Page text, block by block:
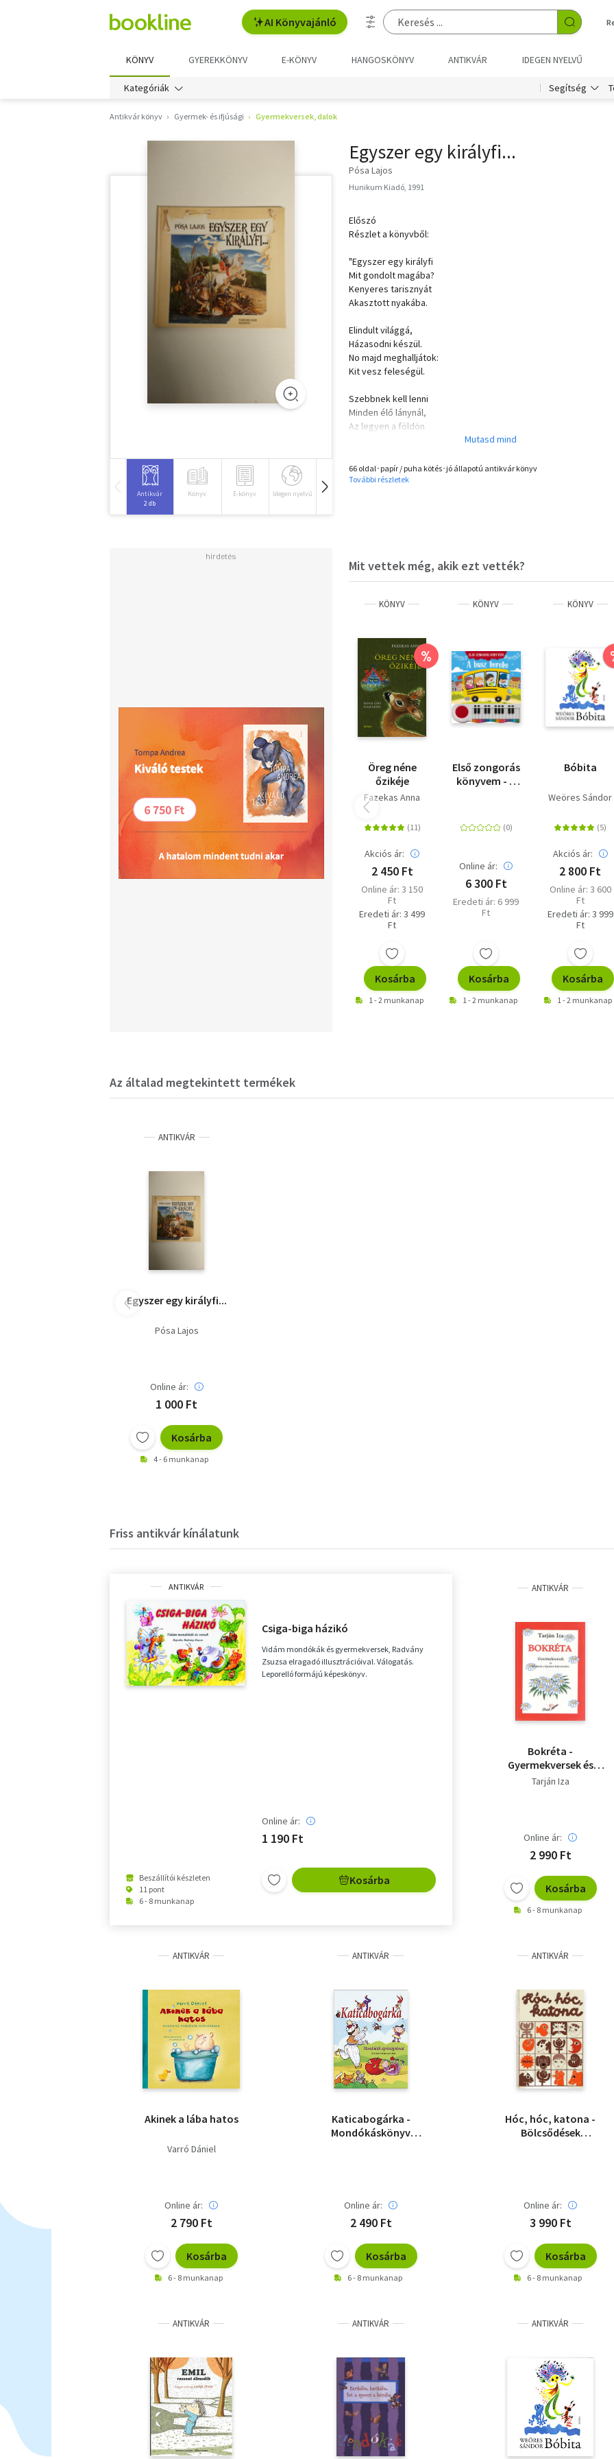
AI Könyvajánló
KÖNYV GYEREKKÖNYV E-KÖNYV HANGOSKÖNYV ANTIKVÁR IDEGEN NYELVŰ
Kategóriák Segítség
Antikvár könyv Gyermek- és ifjúsági Gyermekversek, dalok
Antikvár
2 db
Könyv E-könyv Idegen nyelvű Hangoskönyv
Egyszer egy királyfi...
Pósa Lajos
Hunikum Kiadó, 1991
Előszó
Részlet a könyvből:
"Egyszer egy királyfi
Mit gondolt magába?
Kenyeres tarisznyát
Akasztott nyakába.
Elindult világgá,
Házasodni készül.
No majd meghalljátok:
Kit vesz feleségül.
Szebbnek kell lenni
Minden élő lánynál,
Az legyen a földön
66 oldal･papír / puha kötés･jó állapotú antikvár könyv
További részletek
Mit vettek még, akik ezt vették?
KÖNYV
%
Öreg néne
őzikéje
Fazekas Anna
Akciós ár:
2 450 Ft
Online ár: 3 150
Ft
Eredeti ár: 3 499
Ft
Kosárba
1 - 2 munkanap
KÖNYV
Első zongorás
könyvem - A
Online ár:
6 300 Ft
Eredeti ár: 6 999
Ft
Kosárba
1 - 2 munkanap
KÖNYV
Bóbita
Weöres Sándor
Akciós ár:
2 800 Ft
Online ár: 3 600
Ft
Eredeti ár: 3 999
Ft
Kosárba
1 - 2 munkanap
Az általad megtekintett termékek
ANTIKVÁR
Egyszer egy királyfi...
Pósa Lajos
Online ár:
1 000 Ft
Kosárba
4 - 6 munkanap
Friss antikvár kínálatunk
ANTIKVÁR
Beszállítói készleten
11 pont
6 - 8 munkanap
Csiga-biga házikó
Vidám mondókák és gyermekversek, Radvány
Zsuzsa elragadó illusztrációival. Válogatás.
Leporelló formájú képeskönyv.
Online ár:
1 190 Ft
Kosárba
ANTIKVÁR
Bokréta -
Gyermekversek és
feladatok a figyelem
Tarján Iza
Online ár:
2 990 Ft
Kosárba
6 - 8 munkanap
ANTIKVÁR
Akinek a lába hatos
Varró Dániel
Online ár:
2 790 Ft
Kosárba
6 - 8 munkanap
ANTIKVÁR
Katicabogárka -
Mondókáskönyv
Online ár:
2 490 Ft
Kosárba
6 - 8 munkanap
ANTIKVÁR
Hóc, hóc, katona -
Bölcsődések
Online ár:
3 990 Ft
Kosárba
6 - 8 munkanap
ANTIKVÁR ANTIKVÁR ANTIKVÁR